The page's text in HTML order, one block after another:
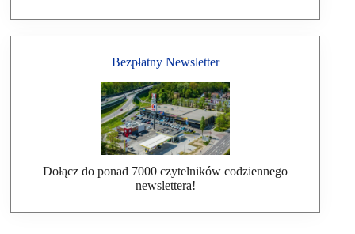
Bezpłatny Newsletter
Dołącz do ponad 7000 czytelników codziennego
newslettera!